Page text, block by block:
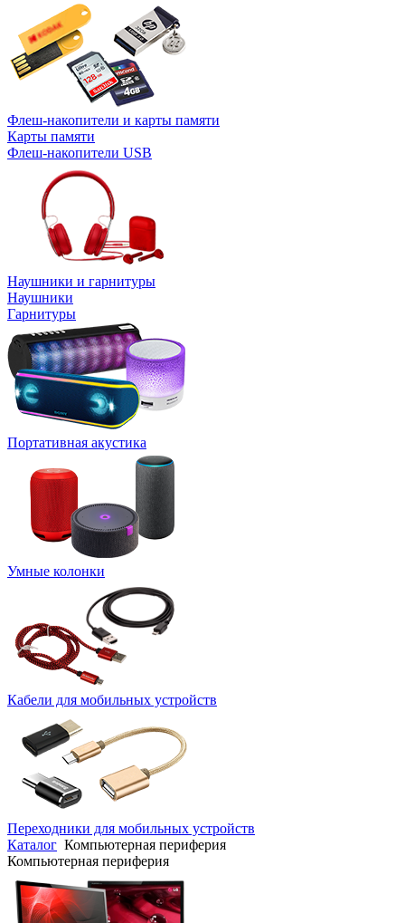
Флеш-накопители и карты памяти
Карты памяти
Флеш-накопители USB
Наушники и гарнитуры
Наушники
Гарнитуры
Портативная акустика
Умные колонки
Кабели для мобильных устройств
Переходники для мобильных устройств
Каталог Компьютерная периферия
Компьютерная периферия